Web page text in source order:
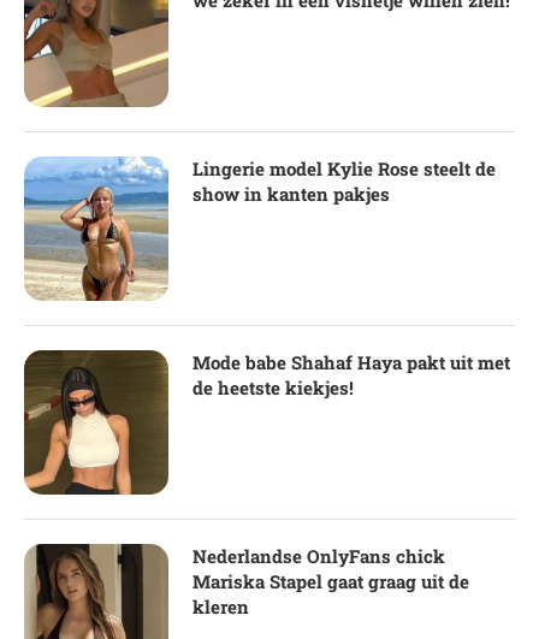
Lingerie model Kylie Rose steelt de
show in kanten pakjes
Mode babe Shahaf Haya pakt uit met
de heetste kiekjes!
Nederlandse OnlyFans chick
Mariska Stapel gaat graag uit de
kleren